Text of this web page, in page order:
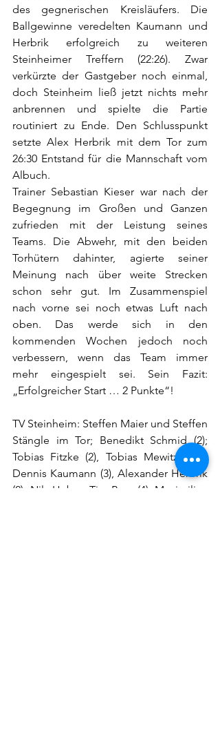
des gegnerischen Kreisläufers. Die
Ballgewinne veredelten Kaumann und
Herbrik erfolgreich zu weiteren
Steinheimer Treffern (22:26). Zwar
verkürzte der Gastgeber noch einmal,
doch Steinheim ließ jetzt nichts mehr
anbrennen und spielte die Partie
routiniert zu Ende. Den Schlusspunkt
setzte Alex Herbrik mit dem Tor zum
26:30 Entstand für die Mannschaft vom
Albuch.
Trainer Sebastian Kieser war nach der
Begegnung im Großen und Ganzen
zufrieden mit der Leistung seines
Teams. Die Abwehr, mit den beiden
Torhütern dahinter, agierte seiner
Meinung nach über weite Strecken
schon sehr gut. Im Zusammenspiel
nach vorne sei noch etwas Luft nach
oben. Das werde sich in den
kommenden Wochen jedoch noch
verbessern, wenn das Team immer
mehr eingespielt sei. Sein Fazit:
„Erfolgreicher Start … 2 Punkte“!
TV Steinheim: Steffen Maier und Steffen
Stängle im Tor; Benedikt Schmid (2);
Tobias Fitzke (2), Tobias Mewitz (8/4),
Dennis Kaumann (3), Alexander Herbrik
(2), Nils Huber, Tim Baur (4), Maximilian